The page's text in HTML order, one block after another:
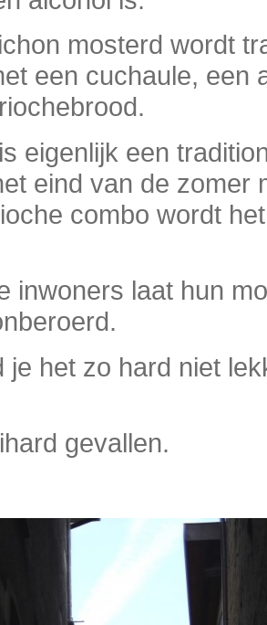
mosterd wordt
een cuchaule, een
eigenlijk een
eind van de zomer
combo wordt
inwoners laat hun
je het zo hard niet
gevallen.